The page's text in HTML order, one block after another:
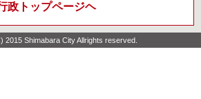
政トップページヘ
2015 Shimabara City Allrights reserved.